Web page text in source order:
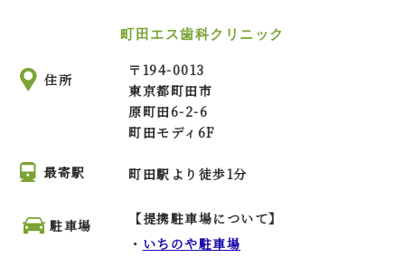
町田エス歯科クリニック
住所
〒 194-0013
東京都町田市
原町田6-2-6
町田モディ6F
最寄駅 町田駅より徒歩1分
駐車場
【提携駐車場について】
・ いちのや駐車場